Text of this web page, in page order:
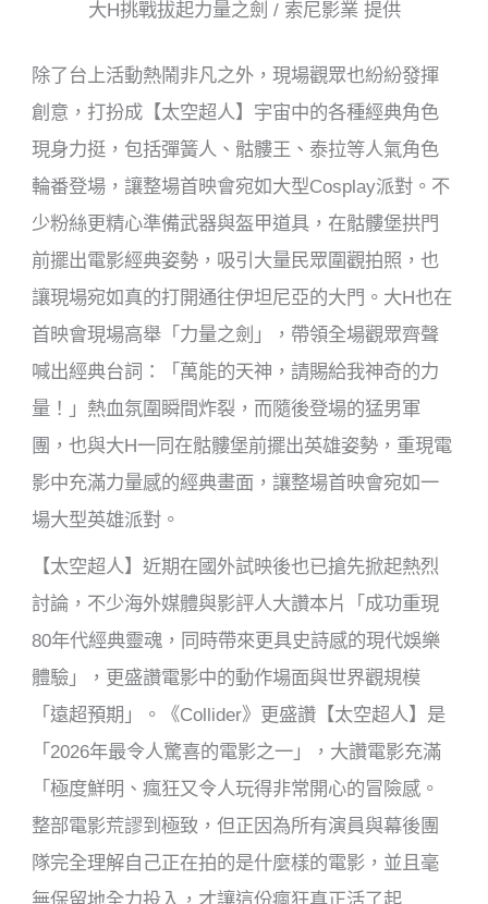
大H挑戰拔起力量之劍 / 索尼影業 提供
除了台上活動熱鬧非凡之外，現場觀眾也紛紛發揮
創意，打扮成【太空超人】宇宙中的各種經典角色
現身力挺，包括彈簧人、骷髏王、泰拉等人氣角色
輪番登場，讓整場首映會宛如大型Cosplay派對。不
少粉絲更精心準備武器與盔甲道具，在骷髏堡拱門
前擺出電影經典姿勢，吸引大量民眾圍觀拍照，也
讓現場宛如真的打開通往伊坦尼亞的大門。大H也在
首映會現場高舉「力量之劍」，帶領全場觀眾齊聲
喊出經典台詞：「萬能的天神，請賜給我神奇的力
量！」熱血氛圍瞬間炸裂，而隨後登場的猛男軍
團，也與大H一同在骷髏堡前擺出英雄姿勢，重現電
影中充滿力量感的經典畫面，讓整場首映會宛如一
場大型英雄派對。
【太空超人】近期在國外試映後也已搶先掀起熱烈
討論，不少海外媒體與影評人大讚本片「成功重現
80年代經典靈魂，同時帶來更具史詩感的現代娛樂
體驗」，更盛讚電影中的動作場面與世界觀規模
「遠超預期」。《Collider》更盛讚【太空超人】是
「2026年最令人驚喜的電影之一」，大讚電影充滿
「極度鮮明、瘋狂又令人玩得非常開心的冒險感。
整部電影荒謬到極致，但正因為所有演員與幕後團
隊完全理解自己正在拍的是什麼樣的電影，並且毫
無保留地全力投入，才讓這份瘋狂真正活了起